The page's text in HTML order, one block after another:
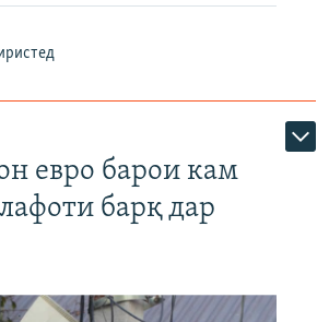
евро барои кам
барқ дар